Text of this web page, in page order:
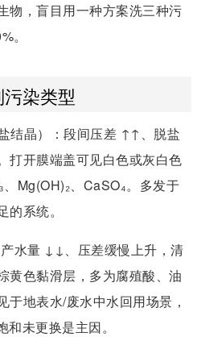
物，盲目用一种方案洗三种污
。
染类型
盐结晶）：段间压差 ↑↑、脱盐
打开膜端盖可见白色或灰白色
Mg(OH)₂、CaSO₄。多发于
系统。
产水量 ↓↓、压差缓慢上升，清
黄色黏滑层，多为腐殖酸、油
于地表水/废水中水回用场景，
未更换是主因。